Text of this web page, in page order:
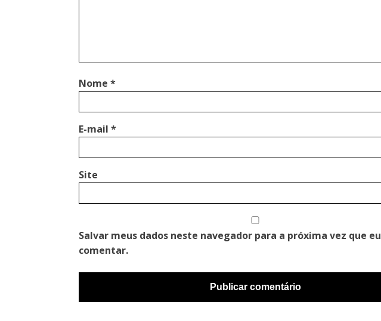
Nome *
E-mail *
Site
Salvar meus dados neste navegador para a próxima vez que eu
comentar.